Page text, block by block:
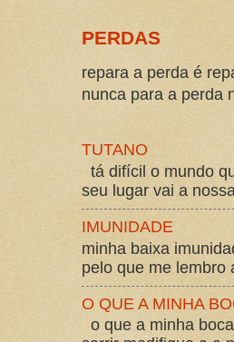
PERDAS
repara a perda é
nunca para a perda
TUTANO
tá difícil o mundo
seu lugar vai a
IMUNIDADE
minha baixa
pelo que me
O QUE A MINHA
o que a minha